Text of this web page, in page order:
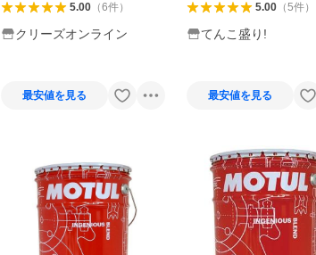
5.00（6件）
クリーズオンライン
最安値を見る
5.00（5件）
てんこ盛り!
最安値を見る